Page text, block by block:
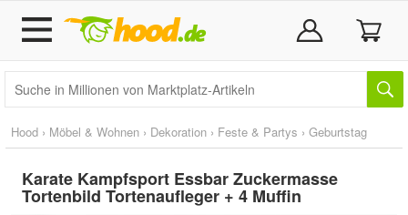
Hood › Möbel & Wohnen › Dekoration › Feste & Partys › Geburtstag
Karate Kampfsport Essbar Zuckermasse
Tortenbild Tortenaufleger + 4 Muffin